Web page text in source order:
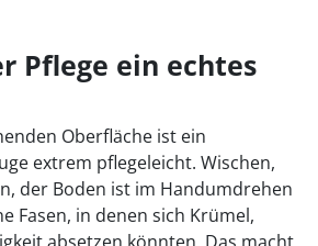
Pflege ein echtes
Oberfläche ist ein
extrem pflegeleicht. Wischen,
der Boden ist im Handumdrehen
Fasen, in denen sich Krümel,
absetzen könnten. Das macht